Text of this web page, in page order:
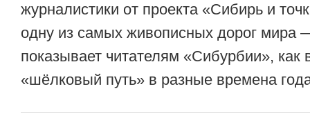
журналистики от проекта «Сибирь и
одну из самых живописных дорог мира
показывает читателям «Сибурбии», как
«шёлковый путь» в разные времена